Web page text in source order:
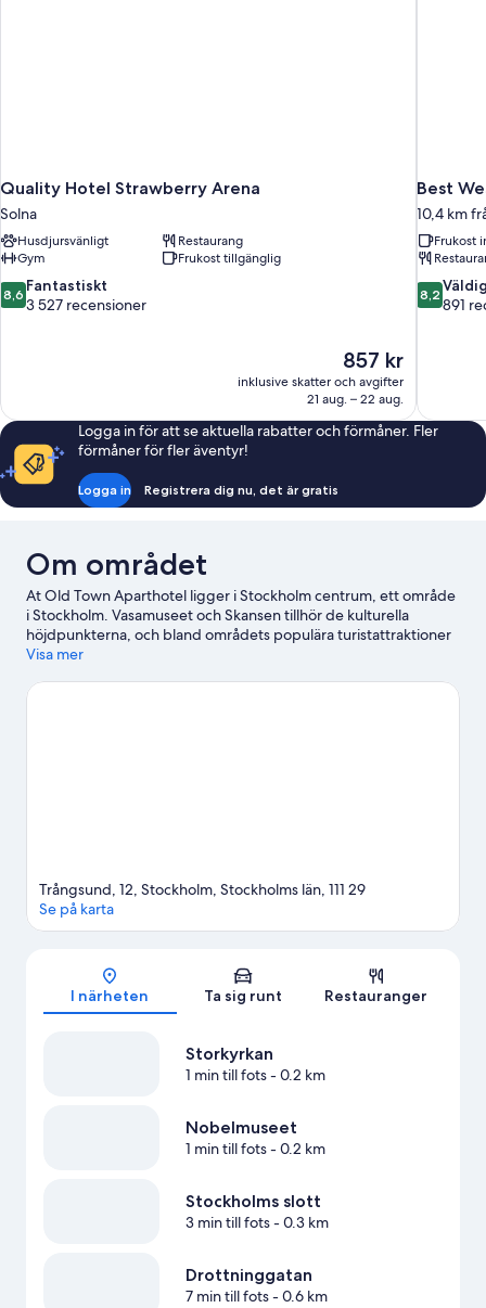
Quality Hotel Strawberry Arena
Solna
Husdjursvänligt
Restaurang
Gym
Frukost tillgänglig
8.6
av
8,6 Fantastiskt
3 527 recensioner
Priset
är
857 kr
857 kr
inklusive skatter och avgifter
21 aug. – 22 aug.
Best
10,4 km
Frukost
8.2
av
8,2
891
Logga in för att se aktuella rabatter och förmåner. Fler
förmåner för fler äventyr!
Logga in Registrera dig nu, det är gratis
Om området
At Old Town Aparthotel ligger i Stockholm centrum, ett område
i Stockholm. Vasamuseet och Skansen tillhör de kulturella
höjdpunkterna, och bland områdets populära turistattraktioner
hittar du ABBA The Museum och Gröna Lund. Sugen på ett
Avicii Arena eller 3Arena.
Visa mer
Karta
Trångsund, 12, Stockholm, Stockholms län, 111 29
Se på karta
I närheten Ta sig runt Restauranger
Storkyrkan
1 min till fots- 0.2 km
Nobelmuseet
1 min till fots- 0.2 km
Stockholms slott
3 min till fots- 0.3 km
Drottninggatan
7 min till fots- 0.6 km